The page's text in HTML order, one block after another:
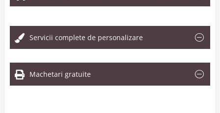
Servicii complete de personalizare
Machetari gratuite